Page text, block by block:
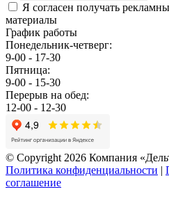
Я согласен получать
материалы
График работы
Понедельник-четверг:
9-00 - 17-30
Пятница:
9-00 - 15-30
Перерыв на обед:
12-00 - 12-30
© Copyright 2026 Компания
Политика конфиденциальности |
соглашение